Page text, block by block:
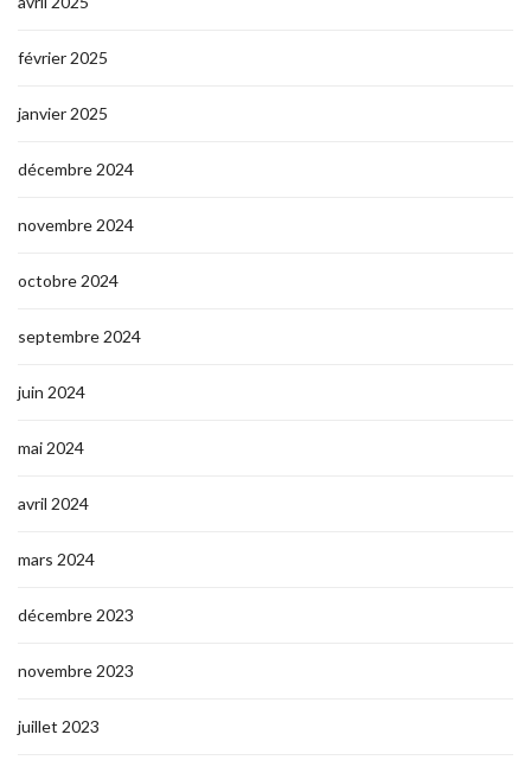
février 2025
janvier 2025
décembre 2024
novembre 2024
octobre 2024
septembre 2024
juin 2024
mai 2024
avril 2024
mars 2024
décembre 2023
novembre 2023
juillet 2023